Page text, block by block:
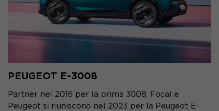
PEUGEOT E-3008
Partner nel 2016 per la prima 3008, Focal e
Peugeot si riuniscono nel 2023 per la Peugeot E-